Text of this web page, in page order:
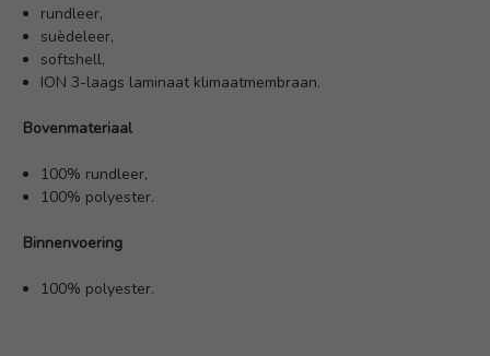
rundleer,
suèdeleer,
softshell,
ION 3-laags laminaat klimaatmembraan.
Bovenmateriaal
100% rundleer,
100% polyester.
Binnenvoering
100% polyester.